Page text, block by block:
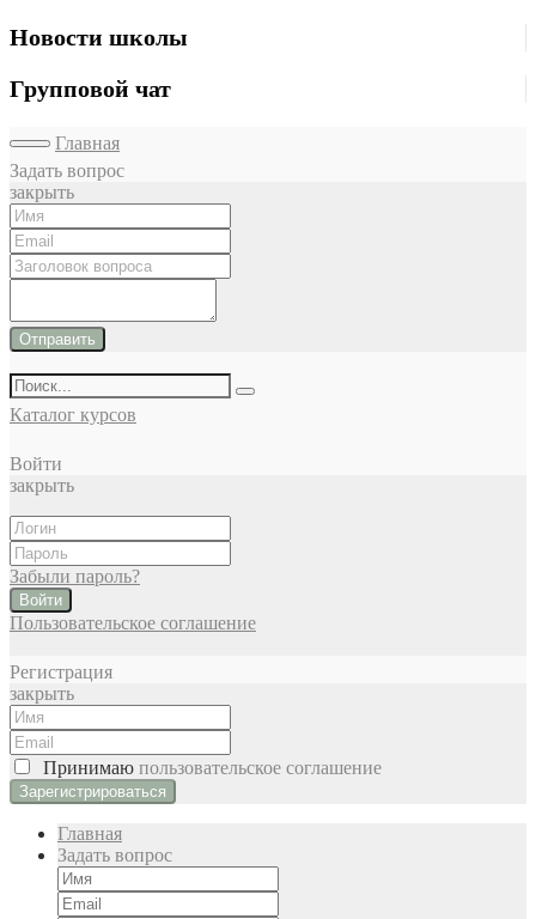
Новости школы
Групповой чат
Главная
Задать вопрос
закрыть
Отправить
Каталог курсов
Войти
закрыть
Забыли пароль?
Войти
Пользовательское соглашение
Регистрация
закрыть
Принимаю пользовательское соглашение
Главная
Задать вопрос